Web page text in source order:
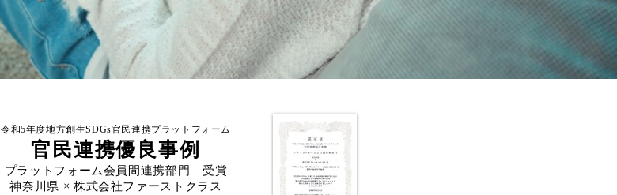
令和5年度地方創生SDGs官民連携プラットフォーム
官民連携優良事例
プラットフォーム会員間連携部門 受賞
神奈川県 × 株式会社ファーストクラス